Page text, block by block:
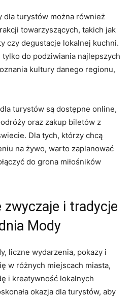
dla turystów ​można​ również
towarzyszących, takich jak
czy degustacje lokalnej kuchni.
tylko do podziwiania najlepszych
kultury danego regionu,
turystów są dostępne online,
⁢oraz zakup biletów​ z
Dla tych, ​którzy chcą
na żywo, warto zaplanować
do grona miłośników
zwyczaje i tradycje
Mody
liczne⁣ wydarzenia, pokazy i
w różnych miejscach miasta,
i kreatywność lokalnych
okazja⁢ dla turystów, aby​